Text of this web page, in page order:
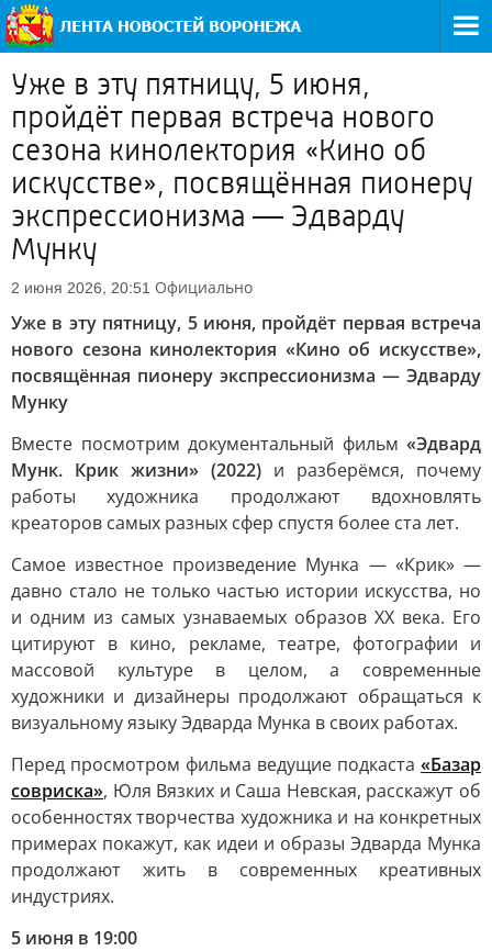
Уже в эту пятницу, 5 июня,
пройдёт первая встреча нового
сезона кинолектория «Кино об
искусстве», посвящённая пионеру
экспрессионизма — Эдварду
Мунку
2 июня 2026, 20:51 Официально
Уже в эту пятницу, 5 июня, пройдёт первая встреча
нового сезона кинолектория «Кино об искусстве»,
посвящённая пионеру экспрессионизма — Эдварду
Мунку
Вместе посмотрим документальный фильм «Эдвард
Мунк. Крик жизни» (2022) и разберёмся, почему
работы художника продолжают вдохновлять
креаторов самых разных сфер спустя более ста лет.
Самое известное произведение Мунка — «Крик» —
давно стало не только частью истории искусства, но
и одним из самых узнаваемых образов XX века. Его
цитируют в кино, рекламе, театре, фотографии и
массовой культуре в целом, а современные
художники и дизайнеры продолжают обращаться к
визуальному языку Эдварда Мунка в своих работах.
Перед просмотром фильма ведущие подкаста «Базар
совриска», Юля Вязких и Саша Невская, расскажут об
особенностях творчества художника и на конкретных
примерах покажут, как идеи и образы Эдварда Мунка
продолжают жить в современных креативных
индустриях.
5 июня в 19:00